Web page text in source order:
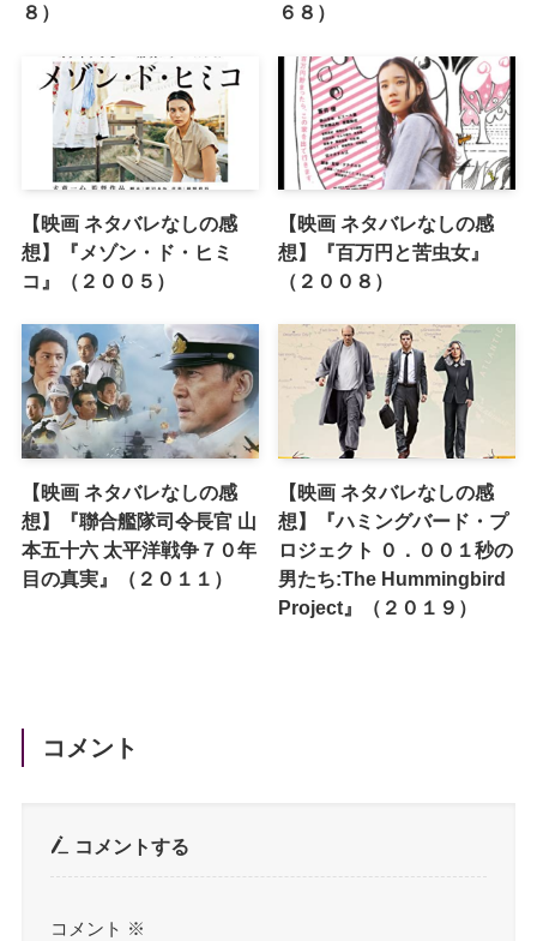
８）
６８）
【映画 ネタバレなしの感
想】『メゾン・ド・ヒミ
コ』（２００５）
【映画 ネタバレなしの感
想】『百万円と苦虫女』
（２００８）
【映画 ネタバレなしの感
想】『聯合艦隊司令長官 山
本五十六 太平洋戦争７０年
目の真実』（２０１１）
【映画 ネタバレなしの感
想】『ハミングバード・プ
ロジェクト ０．００１秒の
男たち:The Hummingbird
Project』（２０１９）
コメント
コメントする
コメント ※